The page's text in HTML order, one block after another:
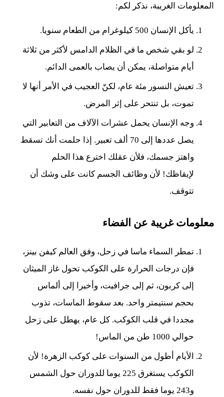
المعلومات الغريبة، نذكر لكم:
يأكل الإنسان 500 كيلوغرام من الطعام سنويا.
لو بقي شخص ما في الظلام الدامس لأكثر من ثلاثة
أيام متواصلة، يمكن أن يصاب بالعمى الدائم.
تعيش النسور مئة عام، لكنّ العجيب في الأمر أنها لا
تموت، بل تنتحر على إثر المرض.
وجه الإنسان يحمل عشرات الآلاف من التعابير التي
يصل عددها إلى 70 ألف تعبير.
إذا حلمت أنك تسقط
واهتز جسمك، فلأن عقلك اخترع هذا الحلم
لإيقاظك! لأن وظائف الجسم كانت على وشك أن
تتوقف.
معلومات غريبة عن الفضاء
تمطر السماء ماسا في زحل، وفق العالم كيفن بينز،
فإن درجات الحرارة على الكوكب تحول غاز الميثان
إلى كربون، ثم إلى جرافيت، وأخيرا إلى ألماس
بحجم سنتيمتر واحد. بعد سقوط الماسات، تذوب
مجددا في قلب الكوكب. كل عام، يهطل على زحل
حوالي 1000 طن من الماس!
الأيام أطول من السنوات على كوكب الزهرة! لأن
الكوكب يستغرق 225 يوما للدوران حول الشمس
و243 يوما فقط للدوران حول نفسه.